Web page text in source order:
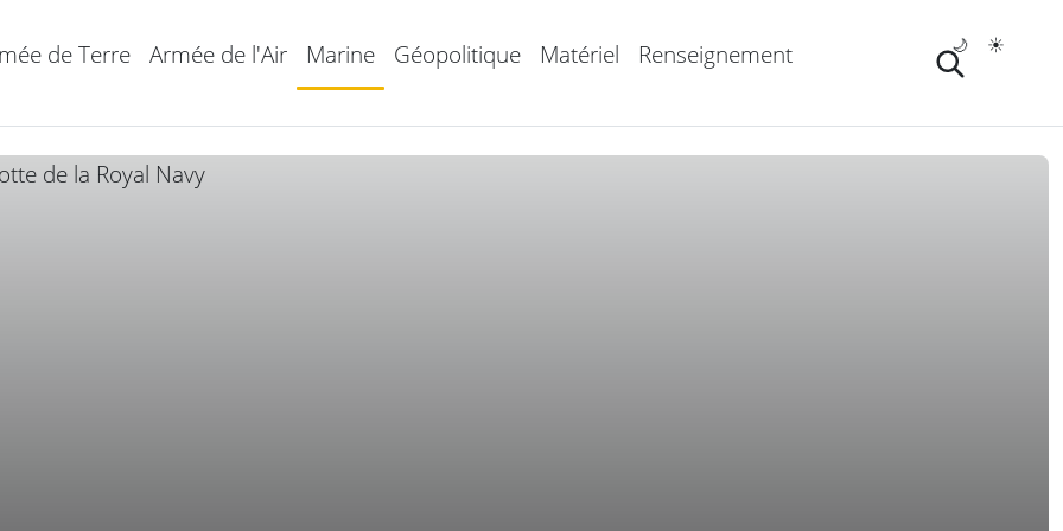
de Terre Armée de l'Air Marine Géopolitique Matériel Renseignement ☀️
🌙